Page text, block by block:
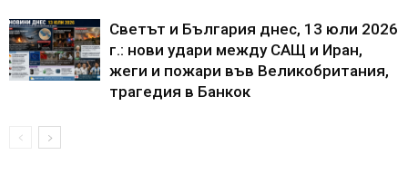
Светът и България днес, 13 юли 2026
г.: нови удари между САЩ и Иран,
жеги и пожари във Великобритания,
трагедия в Банкок